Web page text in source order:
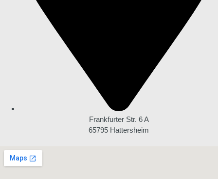
Frankfurter Str. 6 A
65795 Hattersheim